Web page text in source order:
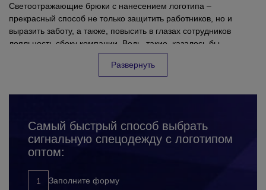
Светоотражающие брюки с нанесением логотипа –
прекрасный способ не только защитить работников, но и
выразить заботу, а также, повысить в глазах сотрудников
лояльность сбоку компании. Ведь такие, казалось бы
обязательные и стандартные вещи, при правильном подходе,
могут приносить приятные эмоции для коллектива, и
которые заботятся о своих сотрудниках и их безопасности на
значимость каждого сотрудника для компании. Заказывая
фирменные светоотражающие брюки оптом, Вы:
защищаете своих работников от несчастных случаев,
травм, ушибов и других неприятных ситуаций на
повышаете лояльность к компании сбоку сотрудников;
Развернуть
Самый быстрый способ выбрать
сигнальную спецодежду с логотипом
оптом:
Заполните форму